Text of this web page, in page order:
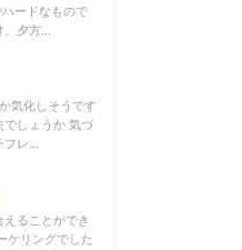
ードなもので
夕方...
気化しそうです
でしょうか 気づ
レ...
ることができ
ケリングでした